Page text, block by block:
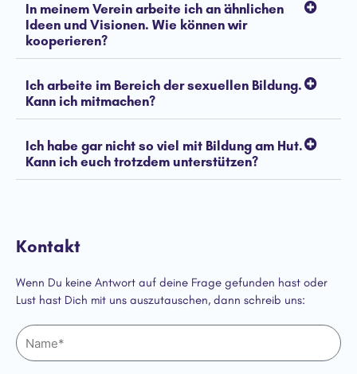
In meinem Verein arbeite ich an ähnlichen
Ideen und Visionen. Wie können wir
kooperieren?
Ich arbeite im Bereich der sexuellen Bildung.
Kann ich mitmachen?
Ich habe gar nicht so viel mit Bildung am Hut.
Kann ich euch trotzdem unterstützen?
Kontakt
Wenn Du keine Antwort auf deine Frage gefunden hast oder
Lust hast Dich mit uns auszutauschen, dann schreib uns:
N
a